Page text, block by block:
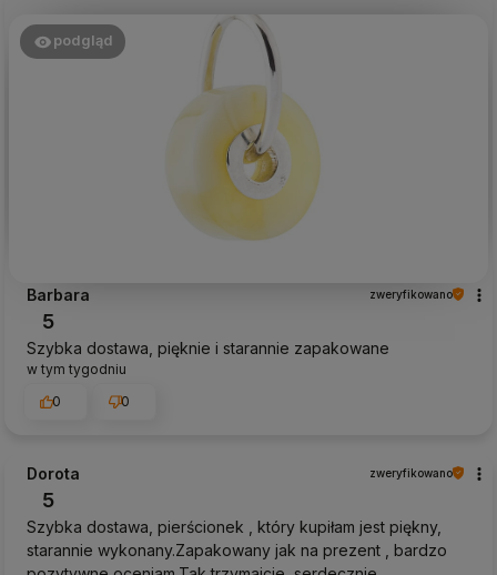
podgląd
Barbara zweryfikowano
5
Szybka dostawa, pięknie i starannie zapakowane
w tym tygodniu
0
0
Dorota zweryfikowano
5
Szybka dostawa, pierścionek , który kupiłam jest piękny,
starannie wykonany.Zapakowany jak na prezent , bardzo